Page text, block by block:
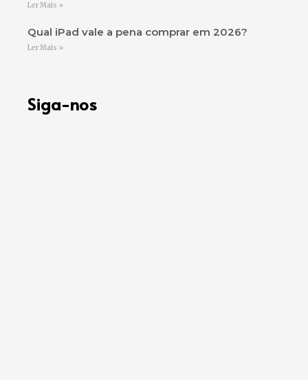
Ler Mais »
Qual iPad vale a pena comprar em 2026?
Ler Mais »
Siga-nos